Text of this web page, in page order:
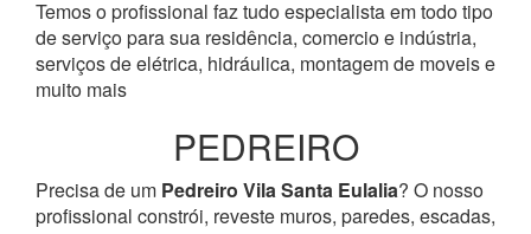
Temos o profissional faz tudo especialista em todo tipo
de serviço para sua residência, comercio e indústria,
serviços de elétrica, hidráulica, montagem de moveis e
muito mais
PEDREIRO
Precisa de um Pedreiro Vila Santa Eulalia? O nosso
profissional constrói, reveste muros, paredes, escadas,